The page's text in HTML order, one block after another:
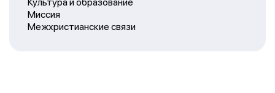
Миссия
Межхристианские связи